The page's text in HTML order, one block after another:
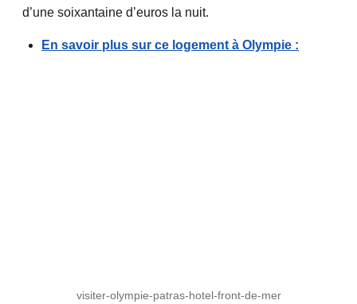
d’une soixantaine d’euros la nuit.
En savoir plus sur ce logement à Olympie :
visiter-olympie-patras-hotel-front-de-mer